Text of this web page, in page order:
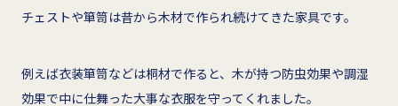
チェストや箪笥は昔から木材で作られ続けてきた家具です。
例えば衣装箪笥などは桐材で作ると、木が持つ防虫効果や調湿
効果で中に仕舞った大事な衣服を守ってくれました。